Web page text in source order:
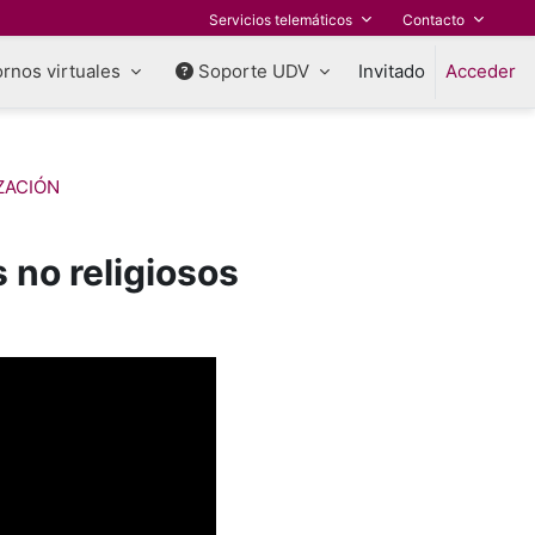
Servicios telemáticos Contacto
virtuales Soporte UDV Invitado Acceder
no religiosos